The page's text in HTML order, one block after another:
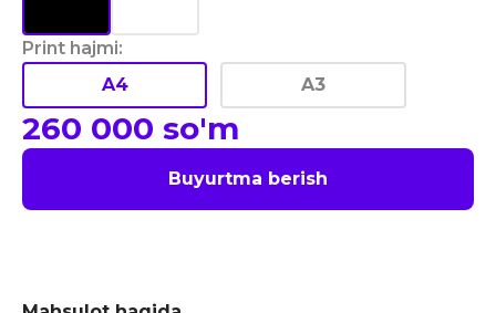
Print hajmi:
A4
A3
260 000 so'm
Buyurtma berish